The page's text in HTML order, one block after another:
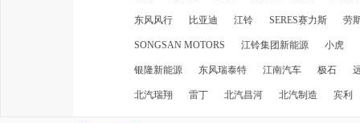
东风风行 比亚迪 江铃 SERES赛力斯 劳
SONGSAN MOTORS 江铃集团新能源 小虎
银隆新能源 东风瑞泰特 江南汽车 极石
北汽瑞翔 雷丁 北汽昌河 北汽制造 宾利